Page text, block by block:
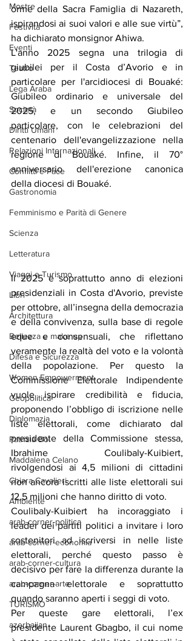
Mostre
Festività
Eventi
Teatro
Lega Araba
Società
Diritti Umani
Relazioni Internazionali
Conflitti e Pace
Gastronomia
Femminismo e Parità di Genere
Scienza
Letteratura
Viaggi e Turismo
Libri
Architettura
Bellezza e make up
Difesa e Sicurezza
Women Empowerment
Geopolitica
Diplomazia
Patrizia Boi
Maddalena Celano
Chiara Cavalieri
Ambiente
arab-corner-politica
arab-corner-economia
arab-corner-cultura
arab-corner-arte
TURISMO
azerbaijan
orme della Sacra Famiglia di Nazareth,
ispirandosi ai suoi valori e alle sue virtù”,
ha dichiarato monsignor Ahiwa.
L'anno 2025 segna una trilogia di
giubilei per il Costa d’Avorio e in
particolare per l'arcidiocesi di Bouaké:
Giubileo ordinario e universale del
2025, e un secondo Giubileo
particolare, con le celebrazioni del
centenario dell'evangelizzazione nella
regione di Bouaké. Infine, il 70°
anniversario dell'erezione canonica
della diocesi di Bouaké.
Il 2025 è soprattutto anno di elezioni
presidenziali in Costa d'Avorio, previste
per ottobre, all’insegna della democrazia
e della convivenza, sulla base di regole
eque e consensuali, che riflettano
veramente la realtà del voto e la volontà
della popolazione. Per questo la
Commissione Elettorale Indipendente
vuole ispirare credibilità e fiducia,
proponendo l’obbligo di iscrizione nelle
liste elettorali, come dichiarato dal
presidente della Commissione stessa,
Ibrahime Coulibaly-Kuibiert,
rivolgendosi ai 4,5 milioni di cittadini
non ancora iscritti alle liste elettorali sui
12,5 milioni che hanno diritto di voto.
Coulibaly-Kuibiert ha incoraggiato i
leader dei partiti politici a invitare i loro
sostenitori ad iscriversi in nelle liste
elettorali, perché questo passo è
decisivo per fare la differenza durante la
campagna elettorale e soprattutto
quando saranno aperti i seggi di voto.
Per queste gare elettorali, l’ex
presidente Laurent Gbagbo, il cui nome